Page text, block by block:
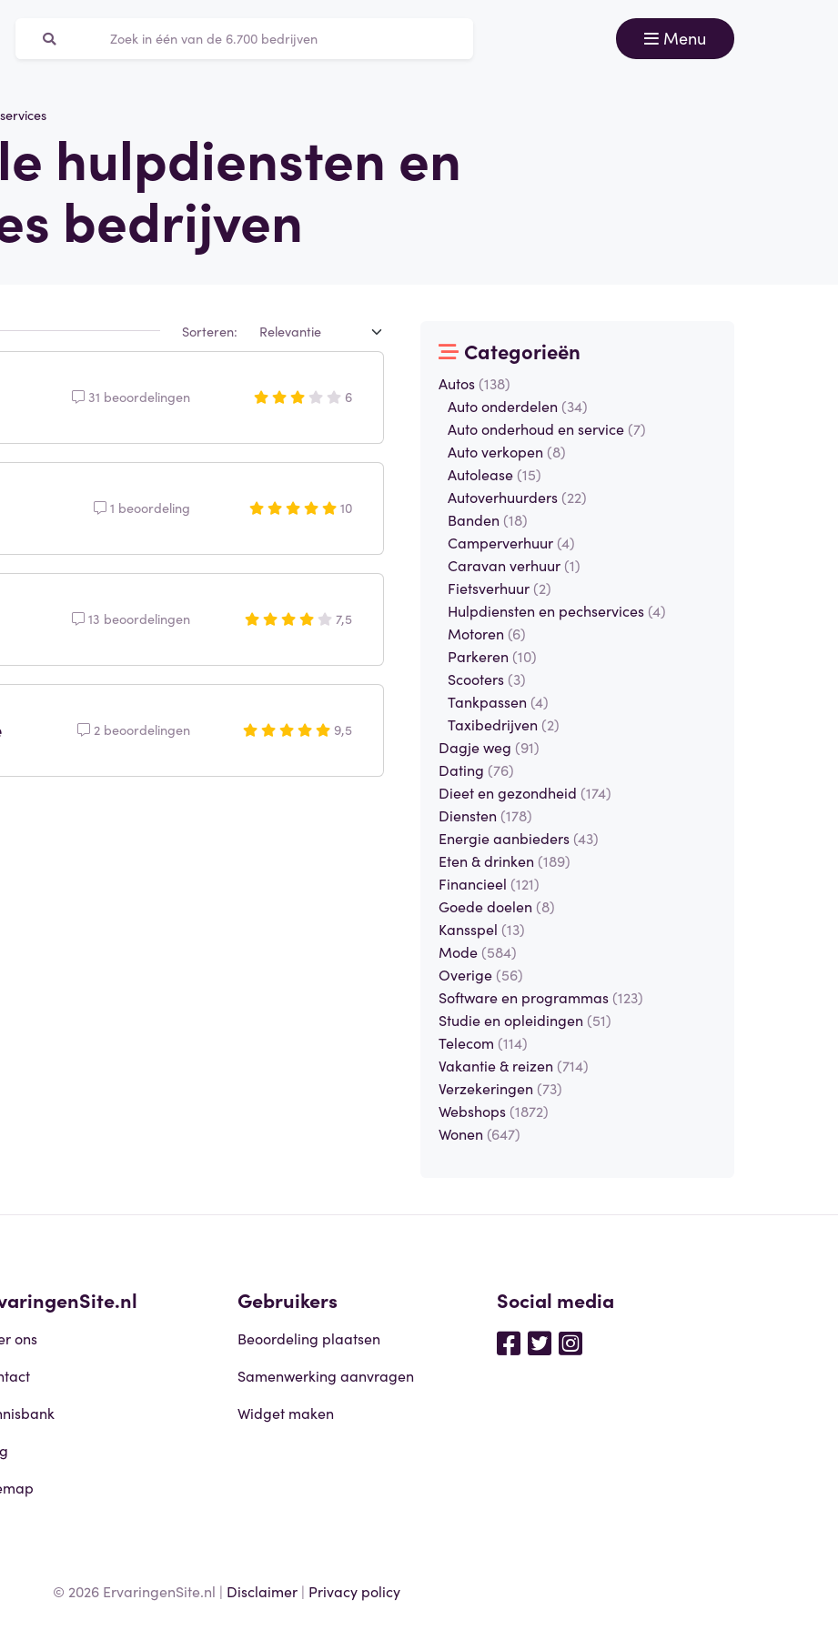
Menu
hulpdiensten en
bedrijven
Sorteren:
31 beoordelingen 6
1 beoordeling 10
13 beoordelingen 7,5
2 beoordelingen 9,5
Categorieën
Autos (138)
Auto onderdelen (34)
Auto onderhoud en service (7)
Auto verkopen (8)
Autolease (15)
Autoverhuurders (22)
Banden (18)
Camperverhuur (4)
Caravan verhuur (1)
Fietsverhuur (2)
Hulpdiensten en pechservices (4)
Motoren (6)
Parkeren (10)
Scooters (3)
Tankpassen (4)
Taxibedrijven (2)
Dagje weg (91)
Dating (76)
Dieet en gezondheid (174)
Diensten (178)
Energie aanbieders (43)
Eten & drinken (189)
Financieel (121)
Goede doelen (8)
Kansspel (13)
Mode (584)
Overige (56)
Software en programmas (123)
Studie en opleidingen (51)
Telecom (114)
Vakantie & reizen (714)
Verzekeringen (73)
Webshops (1872)
Wonen (647)
ons
Gebruikers
Beoordeling plaatsen
Samenwerking aanvragen
Widget maken
Social media
© 2026 ErvaringenSite.nl | Disclaimer | Privacy policy